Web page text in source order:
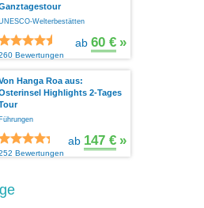
Welterbestätten
Bewertungen
ab 60 € »
Hanga Roa aus:
Highlights 2-Tages
Führungen
Bewertungen
ab 147 € »